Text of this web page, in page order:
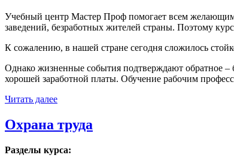
Учебный центр Мастер Проф помогает всем
заведений, безработных жителей страны. Поэтому
К сожалению, в нашей стране сегодня сложилось
Однако жизненные события подтверждают обратное –
хорошей заработной платы. Обучение рабочим
Читать далее
Охрана труда
Разделы курса: